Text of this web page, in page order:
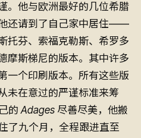
。他与欧洲最好的几位希腊
还请到了自己家中居住——
托芬、索福克勒斯、希罗多
摩斯梯尼的版本。其中许多
一个印刷版本。所有这些版
未在意过的严谨标准来筹
的Adages 尽善尽美，他搬
了九个月，全程跟进直至